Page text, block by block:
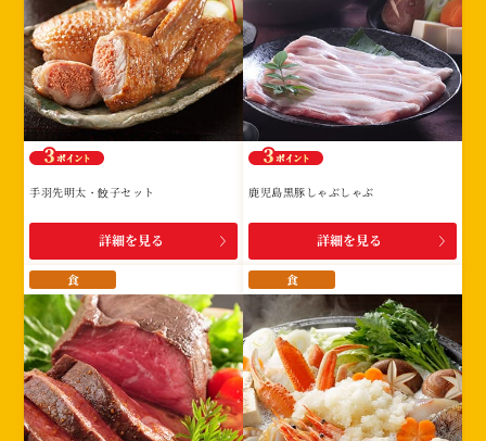
手羽先明太・餃子セット
詳細を見る
鹿児島黒豚しゃぶしゃぶ
詳細を見る
食 食